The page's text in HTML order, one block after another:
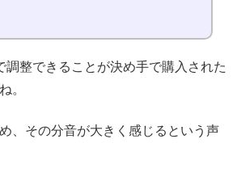
調整できることが決め手で購入された
。
、その分音が大きく感じるという声